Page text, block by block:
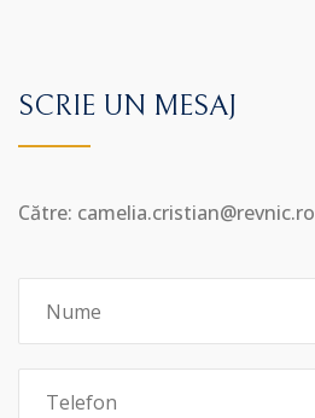
SCRIE UN MESAJ
Către: camelia.cristian@revnic.ro